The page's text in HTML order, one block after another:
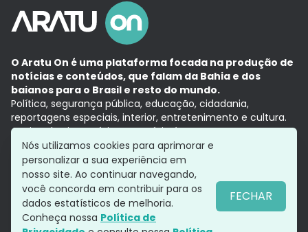
O Aratu On é uma plataforma focada na produção de
notícias e conteúdos, que falam da Bahia e dos
baianos para o Brasil e resto do mundo.
Política, segurança pública, educação, cidadania,
reportagens especiais, interior, entretenimento e cultura.
Aqui, tudo vira notícia e a notícia é no tempo presente,
com a credibilidade do Grupo Aratu.
Grupo Aratu
Política de privacidade
Siga-nos
Nós utilizamos cookies para aprimorar e
personalizar a sua experiência em
nosso site. Ao continuar navegando,
você concorda em contribuir para os
dados estatísticos de melhoria.
Conheça nossa Política de
FECHAR